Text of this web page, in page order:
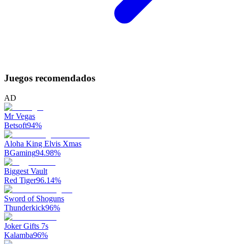
Juegos recomendados
AD
Mr Vegas
Betsoft94%
Aloha King Elvis Xmas
BGaming94.98%
Biggest Vault
Red Tiger96.14%
Sword of Shoguns
Thunderkick96%
Joker Gifts 7s
Kalamba96%